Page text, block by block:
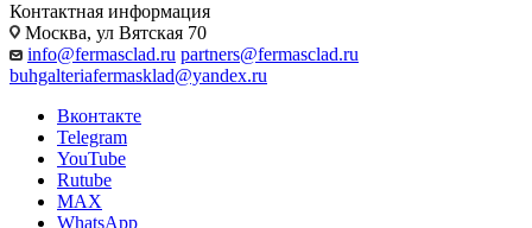
Контактная информация
Москва, ул Вятская 70
info@fermasclad.ru partners@fermasclad.ru
buhgalteriafermasklad@yandex.ru
Вконтакте
Telegram
YouTube
Rutube
MAX
WhatsApp